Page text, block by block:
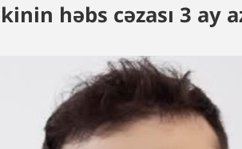
həbs cəzası 3 ay